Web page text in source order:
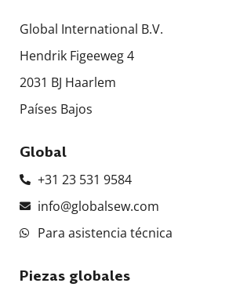
Global International B.V.
Hendrik Figeeweg 4
2031 BJ Haarlem
Países Bajos
Global
+31 23 531 9584
info@globalsew.com
Para asistencia técnica
Piezas globales